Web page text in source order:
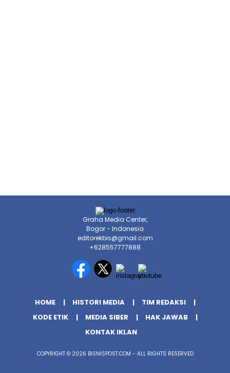
Graha Media Center,
Bogor - Indonesia
editorekbis@gmail.com
+628557777888
HOME HISTORI MEDIA
TIM REDAKSI
KODE ETIK
MEDIA SIBER
HAK JAWAB
KONTAK IKLAN
COPYRIGHT © 2026 BISNISPOST.COM - ALL RIGHTS RESERVED